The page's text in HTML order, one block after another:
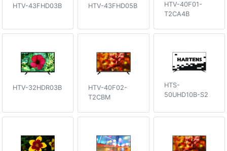
HTV-43FHD03B HTV-43FHD05B
HTV-40F01-
T2CA4B
HTV-32HDR03B
HTV-40F02-
T2CBM
HTS-
50UHD10B-S2